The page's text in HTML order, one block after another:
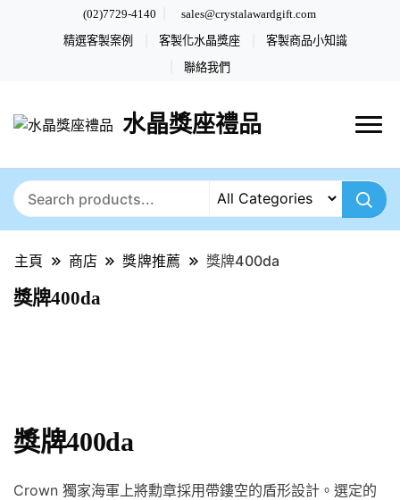
(02)7729-4140 sales@crystalawardgift.com
精選客製案例 客製化水晶獎座 客製商品小知識
聯絡我們
水晶獎座禮品
主頁 商店 獎牌推薦 獎牌400da
獎牌400da
獎牌400da
Crown 獨家海軍上將勳章採用帶鏤空的盾形設計。選定的